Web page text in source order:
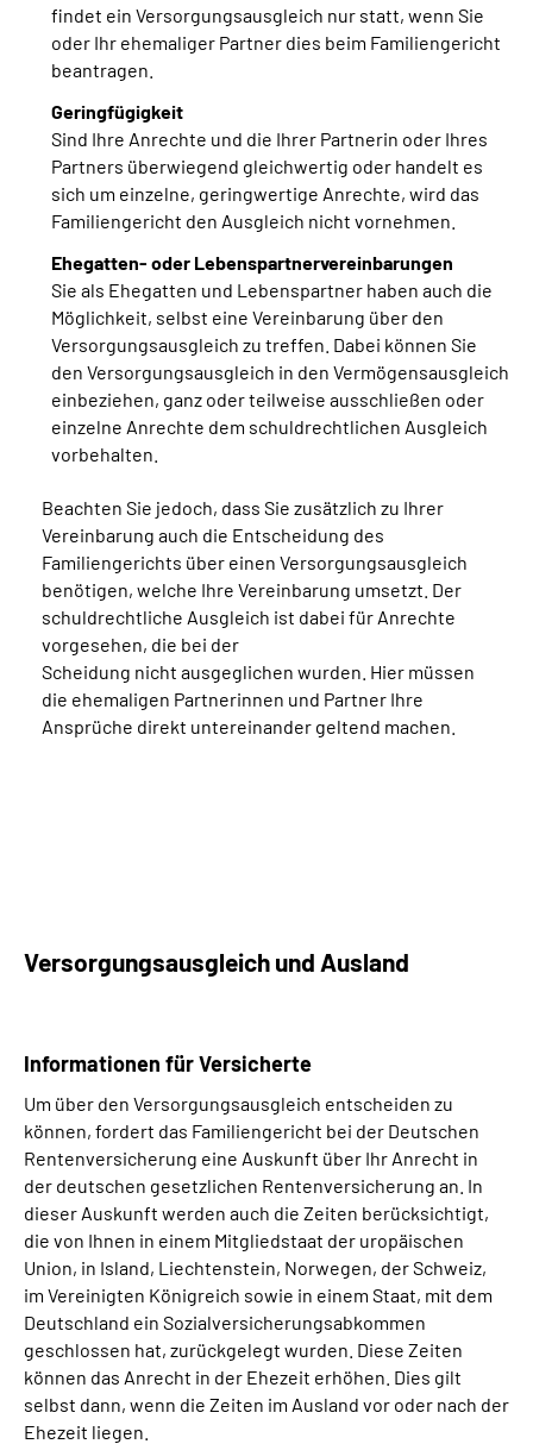
findet ein Versorgungsausgleich nur statt, wenn Sie
oder Ihr ehemaliger Partner dies beim Familiengericht
beantragen.
Geringfügigkeit
Sind Ihre Anrechte und die Ihrer Partnerin oder Ihres
Partners überwiegend gleichwertig oder handelt es
sich um einzelne, geringwertige Anrechte, wird das
Familiengericht den Ausgleich nicht vornehmen.
Ehegatten- oder Lebenspartnervereinbarungen
Sie als Ehegatten und Lebenspartner haben auch die
Möglichkeit, selbst eine Vereinbarung über den
Versorgungsausgleich zu treffen. Dabei können Sie
den Versorgungsausgleich in den Vermögensausgleich
einbeziehen, ganz oder teilweise ausschließen oder
einzelne Anrechte dem schuldrechtlichen Ausgleich
vorbehalten.
Beachten Sie jedoch, dass Sie zusätzlich zu Ihrer
Vereinbarung auch die Entscheidung des
Familiengerichts über einen Versorgungsausgleich
benötigen, welche Ihre Vereinbarung umsetzt. Der
schuldrechtliche Ausgleich ist dabei für Anrechte
vorgesehen, die bei der
Scheidung nicht ausgeglichen wurden. Hier müssen
die ehemaligen Partnerinnen und Partner Ihre
Ansprüche direkt untereinander geltend machen.
Versorgungsausgleich und Ausland
Informationen für Versicherte
Um über den Versorgungsausgleich entscheiden zu
können, fordert das Familiengericht bei der Deutschen
Rentenversicherung eine Auskunft über Ihr Anrecht in
der deutschen gesetzlichen Rentenversicherung an. In
dieser Auskunft werden auch die Zeiten berücksichtigt,
die von Ihnen in einem Mitgliedstaat der uropäischen
Union, in Island, Liechtenstein, Norwegen, der Schweiz,
im Vereinigten Königreich sowie in einem Staat, mit dem
Deutschland ein Sozialversicherungsabkommen
geschlossen hat, zurückgelegt wurden. Diese Zeiten
können das Anrecht in der Ehezeit erhöhen. Dies gilt
selbst dann, wenn die Zeiten im Ausland vor oder nach der
Ehezeit liegen.